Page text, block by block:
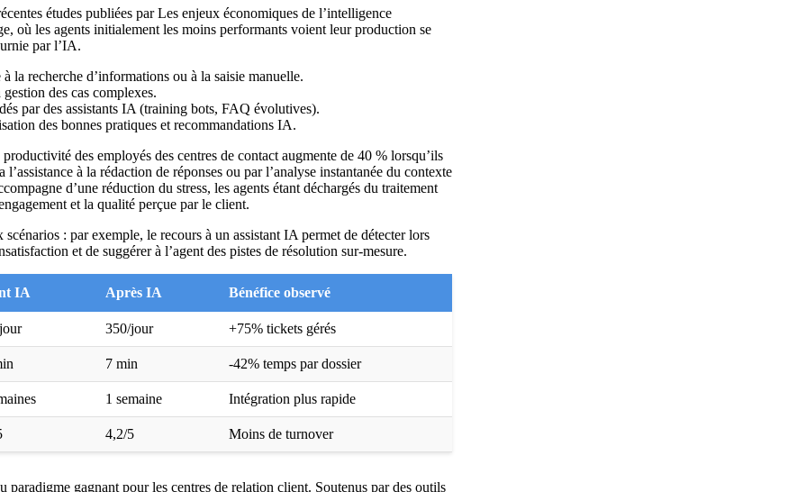
études publiées parLes enjeux économiques de l’intelligence
où les agents initialement les moins performants voient leur production se
par l’IA.
à la recherche d’informations ou à la saisie manuelle.
des cas complexes.
par des assistants IA (training bots, FAQ évolutives).
des bonnes pratiques et recommandations IA.
des employés des centres de contact augmente de 40 % lorsqu’ils
à la rédaction de réponses ou par l’analyse instantanée du contexte
d’une réduction du stress, les agents étant déchargés du traitement
et la qualité perçue par le client.
scénarios : par exemple, le recours à un assistant IA permet de détecter lors
et de suggérer à l’agent des pistes de résolution sur-mesure.
IA Après IA Bénéfice observé
350/jour +75% tickets gérés
7 min -42% temps par dossier
1 semaine Intégration plus rapide
4,2/5 Moins de turnover
paradigme gagnant pour les centres de relation client. Soutenus par des outils